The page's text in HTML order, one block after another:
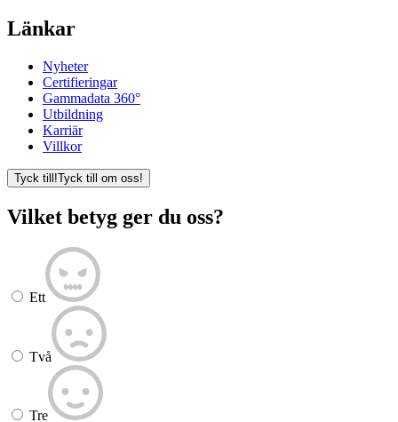
Länkar
Nyheter
Certifieringar
Gammadata 360°
Utbildning
Karriär
Villkor
Tyck till!Tyck till om oss!
Vilket betyg ger du oss?
Ett
Två
Tre